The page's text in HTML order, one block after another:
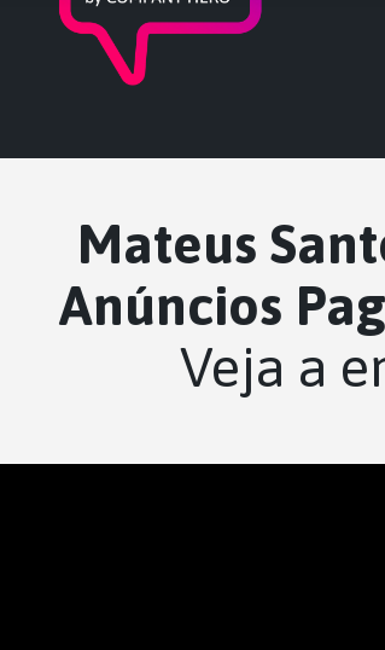
Mateus
Anúncios
Veja a